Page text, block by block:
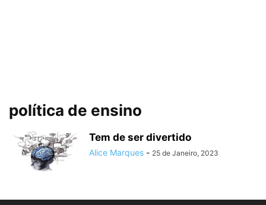
política de ensino
Tem de ser divertido
Alice Marques - 25 de Janeiro, 2023